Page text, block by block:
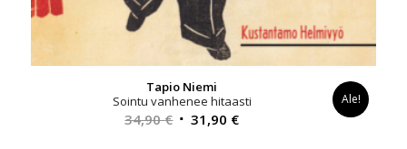
Tapio Niemi
Sointu vanhenee hitaasti
34,90€ Alkuperäinen
31,90 €Nykyinen
Ale!